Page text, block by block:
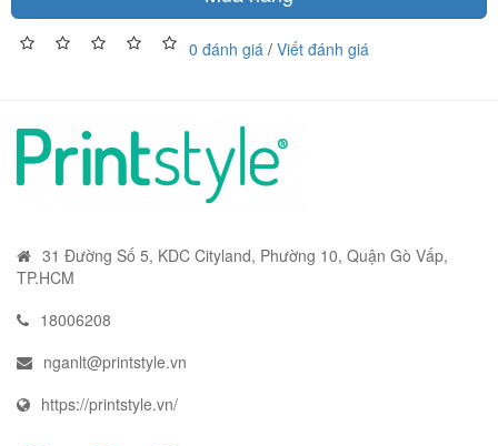
0 đánh giá / Viết đánh giá
31 Đường Số 5, KDC Cityland, Phường 10, Quận Gò Vấp,
TP.HCM
18006208
nganlt@printstyle.vn
https://printstyle.vn/